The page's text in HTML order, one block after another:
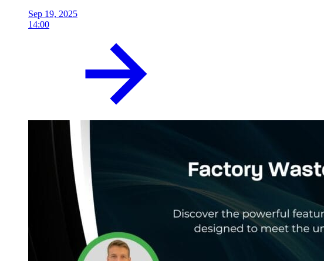
Sep 19, 2025
14:00